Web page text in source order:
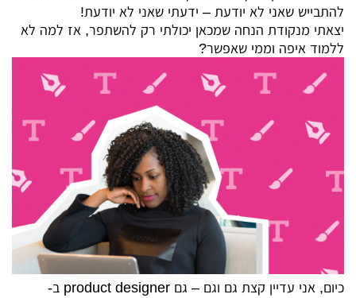
להתבייש שאני לא יודעת – ידעתי שאני לא יודעת!
יצאתי מנקודת הנחה שמכאן יכולתי רק להשתפר, אז למה לא
ללמוד איפה וממי שאפשר?
כיום, אני עדיין קצת גם וגם – גם product designer ב-